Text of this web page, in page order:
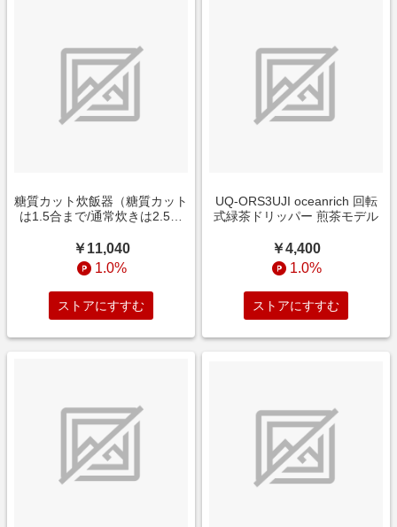
糖質カット炊飯器（糖質カット
は1.5合まで/通常炊きは2.5合
RC25SCA [2.5合 /マイコン]
￥11,040
1.0%
ストアにすすむ
UQ-ORS3UJI oceanrich 回転
式緑茶ドリッパー 煎茶モデル
￥4,400
1.0%
ストアにすすむ